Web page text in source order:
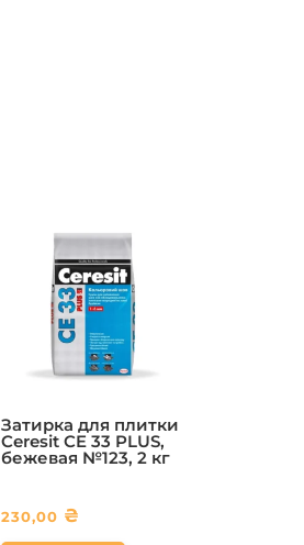
Затирка для плитки
Ceresit CE 33 PLUS,
бежевая №123, 2 кг
230,00 ₴